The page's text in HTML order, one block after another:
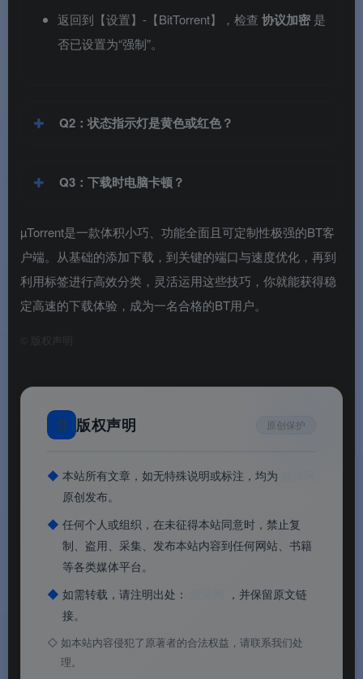
返回到【设置】-【BitTorrent】，检查 协议加密 是
否已设置为“强制”。
Q2：状态指示灯是黄色或红色？
Q3：下载时电脑卡顿？
µTorrent是一款体积小巧、功能全面且可定制性极强的BT客
户端。从基础的添加下载，到关键的端口与速度优化，再到
利用标签进行高效分类，灵活运用这些技巧，你就能获得稳
定高速的下载体验，成为一名合格的BT用户。
版权声明
📄 版权声明 原创保护
◆ 本站所有文章，如无特殊说明或标注，均为
原创发布。
◆ 任何个人或组织，在未征得本站同意时，禁止复
制、盗用、采集、发布本站内容到任何网站、书籍
等各类媒体平台。
◆ 如需转载，请注明出处：
，并保留原文链
接。
◇ 如本站内容侵犯了原著者的合法权益，请联系我们处
理。